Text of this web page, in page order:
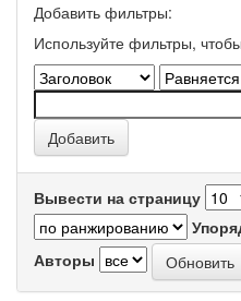
Добавить фильтры:
Используйте фильтры,
Вывести на страницу
Авторы